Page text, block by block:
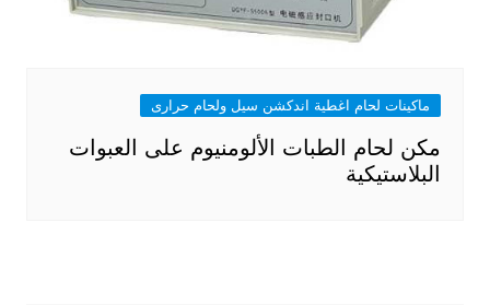
ماكينات لحام اغطية اندكشن سيل ولحام حرارى
مكن لحام الطبات الألومنيوم على العبوات
البلاستيكية